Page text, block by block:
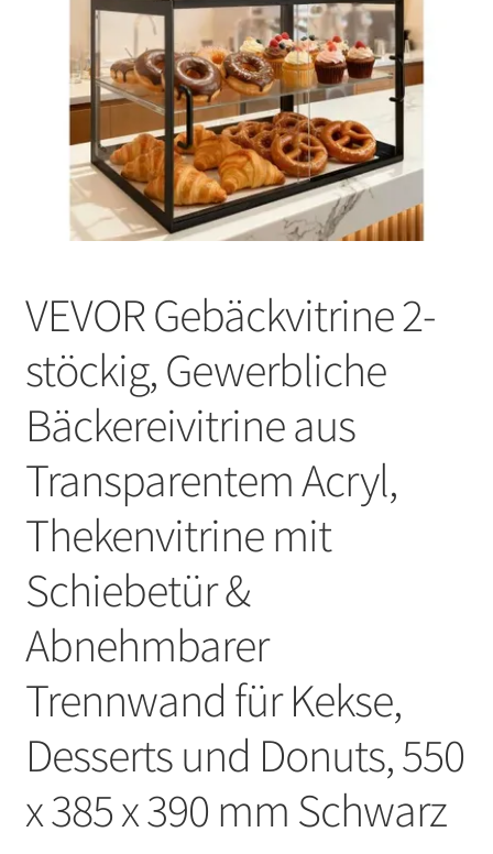
VEVOR Gebäckvitrine 2-
stöckig, Gewerbliche
Bäckereivitrine aus
Transparentem Acryl,
Thekenvitrine mit
Schiebetür &
Abnehmbarer
Trennwand für Kekse,
Desserts und Donuts, 550
x 385 x 390 mm Schwarz